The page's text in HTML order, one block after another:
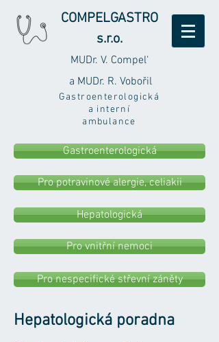
COMPELGASTRO
s.r.o.
MUDr. V. Compel‘
a MUDr. R. Vobořil
Gastroenterologická
a interní
ambulance
Gastroenterologická
Pro potravinové alergie, celiakii
Hepatologická
Pro vnitřní nemoci
Pro nespecifické střevní záněty
Hepatologická poradna